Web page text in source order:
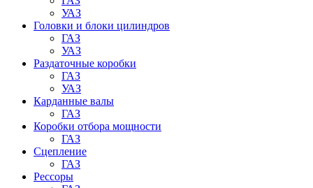
УАЗ
Головки и блоки цилиндров
ГАЗ
УАЗ
Раздаточные коробки
ГАЗ
УАЗ
Карданные валы
ГАЗ
Коробки отбора мощности
ГАЗ
Сцепление
ГАЗ
Рессоры